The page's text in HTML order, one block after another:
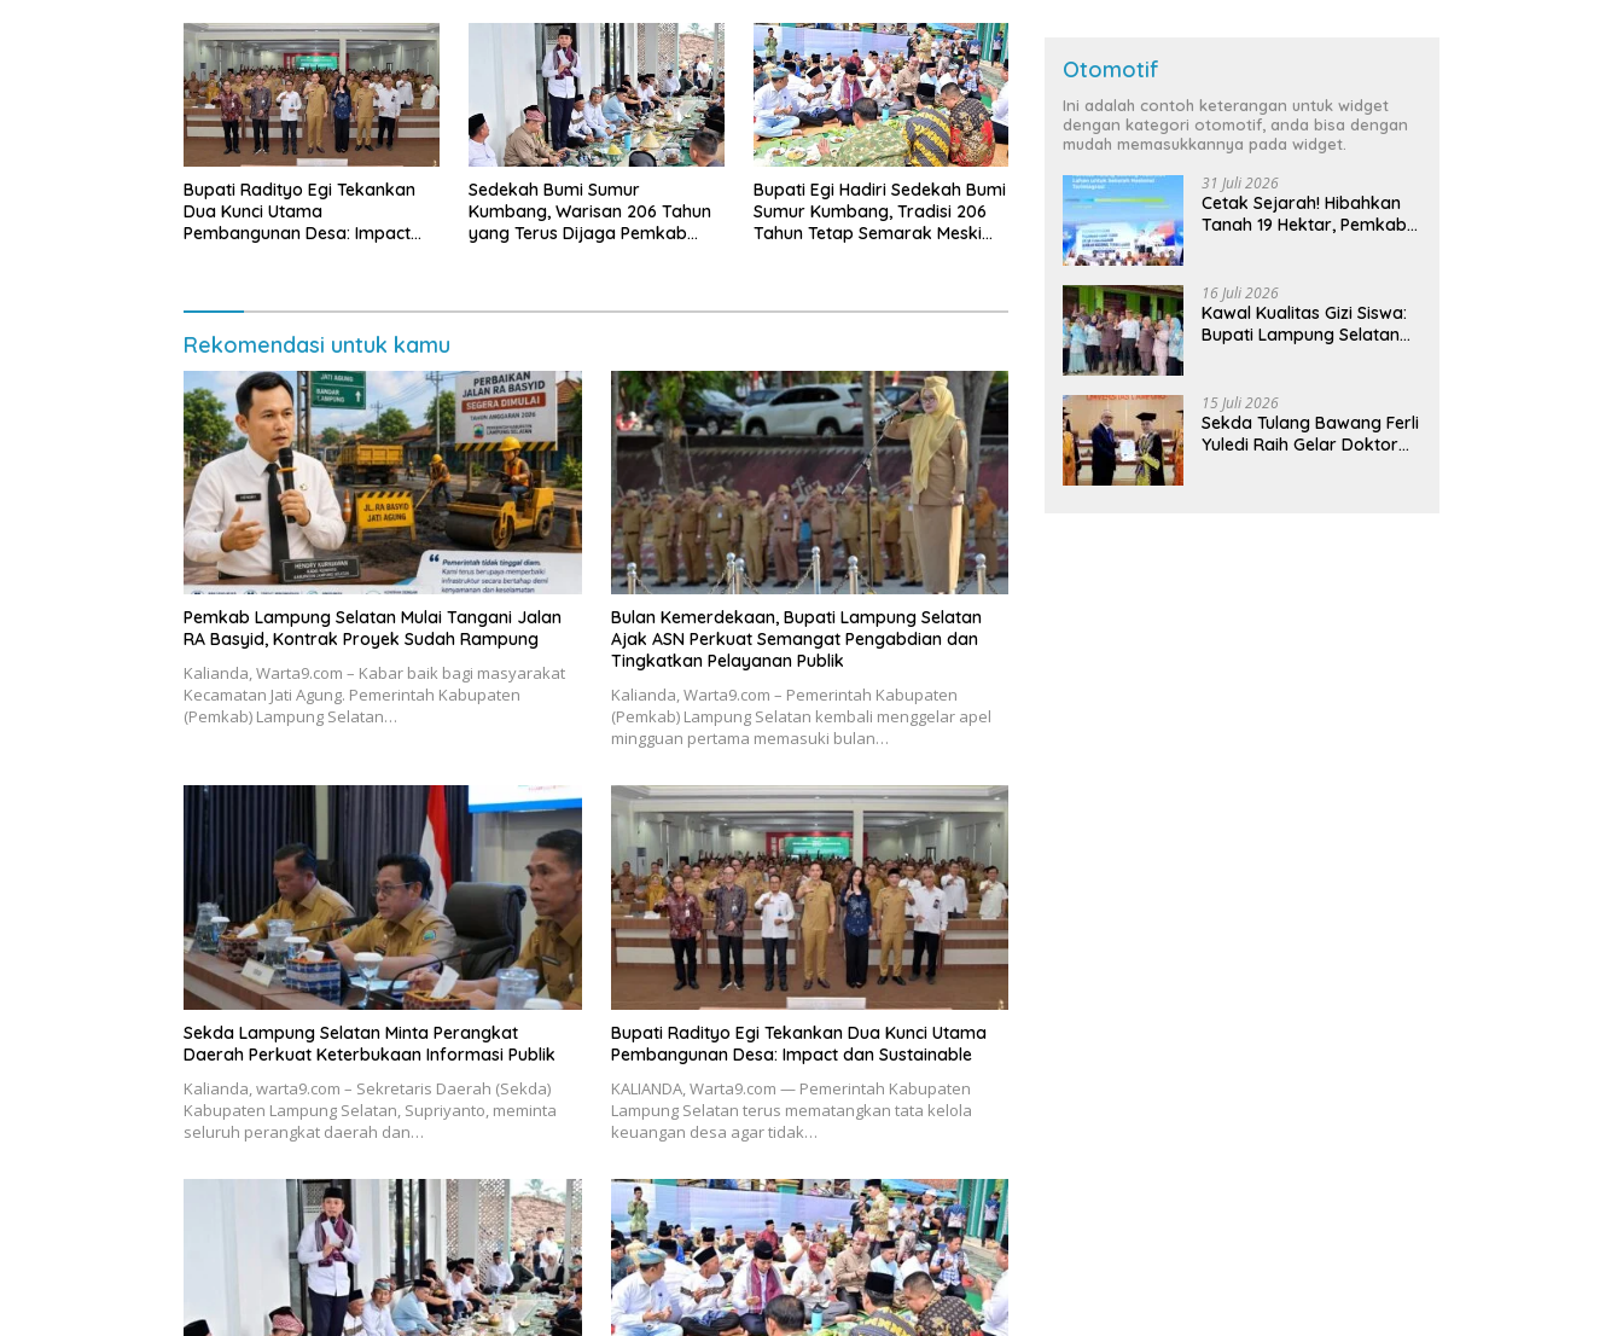
Bupati Radityo Egi Tekankan
Dua Kunci Utama
Pembangunan Desa: Impact
Sedekah Bumi Sumur
Kumbang, Warisan 206 Tahun
yang Terus Dijaga Pemkab
Bupati Egi Hadiri Sedekah Bumi
Sumur Kumbang, Tradisi 206
Tahun Tetap Semarak Meski
Rekomendasi untuk kamu
Pemkab Lampung Selatan Mulai Tangani Jalan
RA Basyid, Kontrak Proyek Sudah Rampung
Kalianda, Warta9.com – Kabar baik bagi masyarakat
Kecamatan Jati Agung. Pemerintah Kabupaten
(Pemkab) Lampung Selatan…
Bulan Kemerdekaan, Bupati Lampung Selatan
Ajak ASN Perkuat Semangat Pengabdian dan
Tingkatkan Pelayanan Publik
Kalianda, Warta9.com – Pemerintah Kabupaten
(Pemkab) Lampung Selatan kembali menggelar apel
mingguan pertama memasuki bulan…
Sekda Lampung Selatan Minta Perangkat
Daerah Perkuat Keterbukaan Informasi Publik
Kalianda, warta9.com – Sekretaris Daerah (Sekda)
Kabupaten Lampung Selatan, Supriyanto, meminta
seluruh perangkat daerah dan…
Bupati Radityo Egi Tekankan Dua Kunci Utama
Pembangunan Desa: Impact dan Sustainable
KALIANDA, Warta9.com — Pemerintah Kabupaten
Lampung Selatan terus mematangkan tata kelola
keuangan desa agar tidak…
Otomotif
Ini adalah contoh keterangan untuk widget
dengan kategori otomotif, anda bisa dengan
mudah memasukkannya pada widget.
31 Juli 2026
Cetak Sejarah! Hibahkan
Tanah 19 Hektar, Pemkab
Terintegrasi Pertama di
Lampung
16 Juli 2026
Kawal Kualitas Gizi Siswa:
Bupati Lampung Selatan
Bergizi Gratis di Natar
15 Juli 2026
Sekda Tulang Bawang Ferli
Yuledi Raih Gelar Doktor